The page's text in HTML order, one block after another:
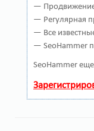
— Продвижение
— Регулярная
— Все
— SeoHammer
SeoHammer